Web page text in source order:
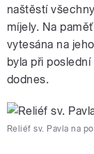
naštěstí
míjely. Na
vytesána na
byla při
dodnes.
Reliéf sv. Pavla na